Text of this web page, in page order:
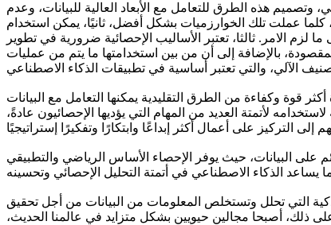
هذه الطرق للتعامل مع الأبعاد العالية للبيانات، وعدم
كلما عملت تلك الخوارزميات بشكل أفضل، ثانيًا، يمكن استخدام
الامر. ثالثا، تعتبر الأساليب الإحصائية ضرورية في تطوير
بالإضافة إلى أن من بين استخدامتها ما يتم من عمليات
قوة وكفاءة من الطرق التقليدية يمكنها التعامل مع البيانات
لأتمتة العديد من المهام التي يؤديها الإحصائيون عادةً،
على البيانات، حيث يوفر الإحصاء الأساس الرياضي والتطبيقي
التي تحلل وتستخلص المعلومات من البيانات من أجل تحقيق
ذلك، أصبحا مجالين حيويين بشكل متزايد في عالمنا الحديث،